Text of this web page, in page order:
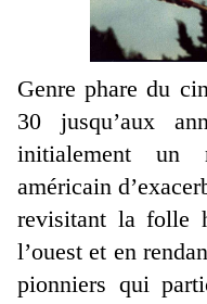
Genre phare du
30 jusqu’aux
initialement un
américain
revisitant la folle
l’ouest et en
pionniers qui